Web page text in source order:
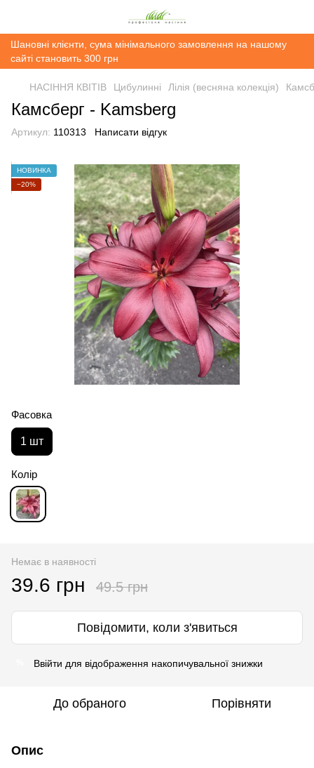
Шановні клієнти, сума мінімального замовлення на нашому
сайті становить 300 грн
НАСІННЯ КВІТІВ Цибулинні Лілія (весняна колекція)
Камсберг - Kamsberg
Артикул: 110313 Написати відгук
НОВИНКА
−20%
Фасовка
1 шт
Колір
Немає в наявності
39.6 грн 49.5 грн
Повідомити, коли з'явиться
Ввійти для відображення накопичувальної знижки
До обраного Порівняти
Опис